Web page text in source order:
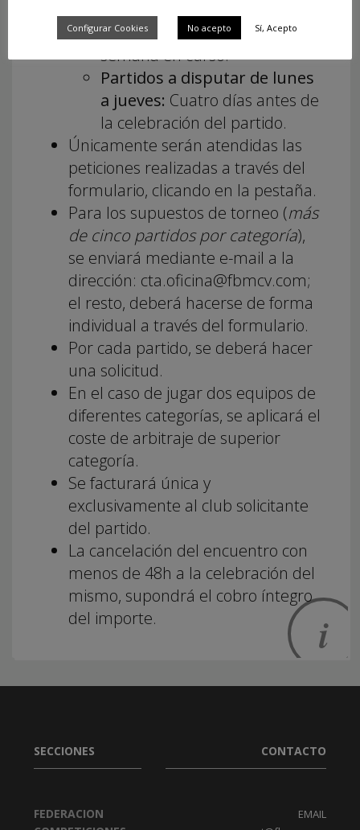
lunes a las 23:59h de la
semana en curso.
Partidos a disputar de lunes
a jueves: Cuatro días antes de
la celebración del partido.
Únicamente serán atendidas las
peticiones realizadas a través del
formulario, clicando en la pestaña.
Para los supuestos de torneo (más
de cinco partidos por categoría),
se enviará mediante e-mail a la
dirección: cta.oficina@fbmcv.com;
el resto, deberá hacerse de forma
individual a través del formulario.
Por cada partido, se deberá hacer
una solicitud.
En el caso de jugar dos equipos de
diferentes categorías, se aplicará el
coste de arbitraje de superior
categoría.
Se facturará única y
exclusivamente al club solicitante
del partido.
La cancelación del encuentro con
menos de 48h a la celebración del
mismo, supondrá el cobro íntegro
del importe.
SECCIONES
FEDERACION
CONTACTO
EMAIL
Configurar Cookies No acepto Sí, Acepto